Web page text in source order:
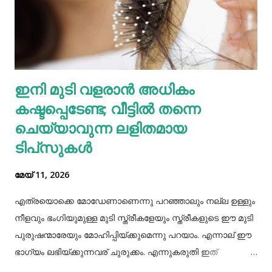
വെള്ളക്കടല. നാരുകളും പ്രോട്ടീനുകളും
അടങ്ങിയിരിക്കുന്നതിനാൽ വെള്ളക്കടല പതിവായി
കഴിക്കുന്നത് ചില രോഗങ്ങൾ തടയാൻ സഹായിക്കുന്നു. റാഗി...
എല്ലാത്തരം തിനയും പോഷകസമൃദ്ധമാണെങ്കിലും, റാഗിക്ക്
ചില പ്രത്യേക ഗുണങ്ങളുണ്ട്. റാഗി ഗ്ലൂറ്റൻ രഹിതവും
പ്രോട്ടീനാൽ സമ്പുഷ്ടവുമാണ്. മറ്റ് തിനകളേക്കാൾ കൂടുതൽ
കാൽസ്യ...
ഇനി മുടി വളരാൻ അധികം
കഷ്ടപ്പെടേണ്ട; വീട്ടിൽ തന്നെ
ചെയ്യാവുന്ന ലളിതമായ
ടിപ്‌സുകൾ
മേയ് 11, 2026
എത്രയൊക്കെ മോഡേണാണെന്നു പറഞ്ഞാലും നല്ല ഉള്ളും
നീളവും ഭംഗിയുമുള്ള മുടി സ്ത്രീകളേയും സ്ത്രീകളുടെ ഈ മുടി
പുരുഷന്മാരേയും മോഹിപ്പിയ്ക്കുമെന്നു പറയാം. എന്നാല് ഈ
ഭാഗ്യം ലഭിയ്ക്കുന്നവര് ചുരുക്കം. എന്നുകരുതി ഇത്